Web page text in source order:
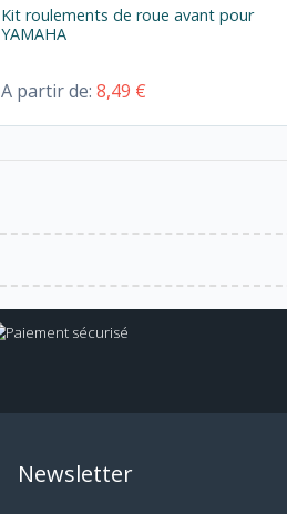
Kit roulements de roue avant pour
YAMAHA
A partir de:8,49 €
Newsletter